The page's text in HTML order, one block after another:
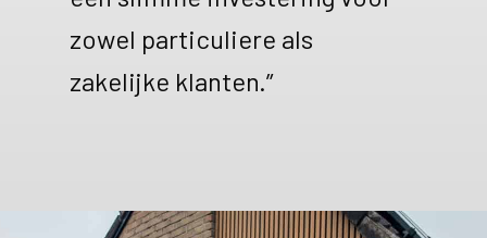
zowel particuliere als
zakelijke klanten.”